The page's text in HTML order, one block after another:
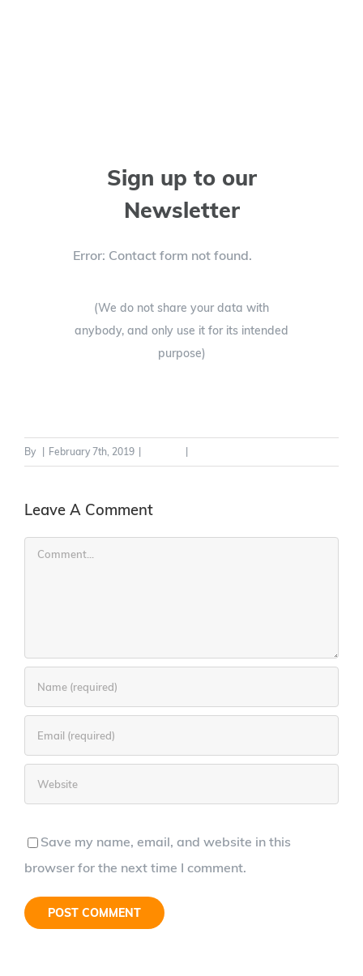
Sign up to our
Newsletter
Error: Contact form not found.
(We do not share your data with
anybody, and only use it for its intended
purpose)
By | February 7th, 2019 | |
Leave A Comment
Comment
Save my name, email, and website in this
browser for the next time I comment.